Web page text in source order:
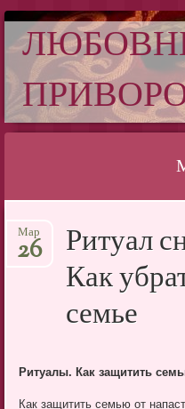
к
Ритуал
Как
семье
Мар
26
Ритуалы. Как защитить
Как защитить семью от